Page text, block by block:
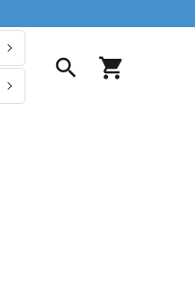
search shopping_cart